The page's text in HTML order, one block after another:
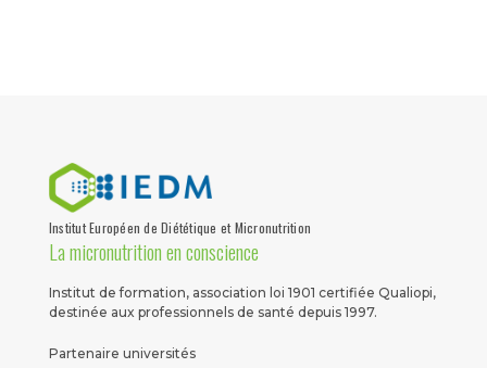
Institut Européen de Diététique et Micronutrition
La micronutrition en conscience
Institut de formation, association loi 1901 certifiée Qualiopi,
destinée aux professionnels de santé depuis 1997.
Partenaire universités